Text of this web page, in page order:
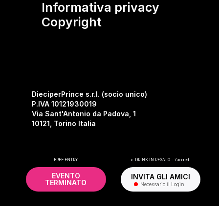
Informativa privacy
Copyright
DieciperPrince s.r.l. (socio unico)
P.IVA 10121930019
Via Sant'Antonio da Padova, 1
10121, Torino Italia
Facebook Instagram
FREE ENTRY
EVENTO
TERMINATO
> DRINK IN REGALO = 7accred.
INVITA GLI AMICI
Necessario il Login